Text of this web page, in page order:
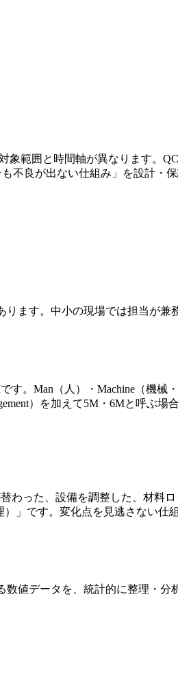
象範囲と時間軸が異なります。
不良が出ない仕組み」を設計・
ます。中小の現場では担当が兼
。Man（人）・Machine（機械
）を加えて5M・6Mと呼ぶ場
わった、設備を調整した、材
」です。変化点を見逃さない仕
値データを、統計的に整理・分